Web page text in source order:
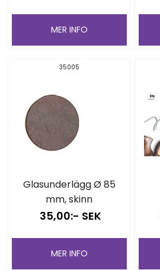
MER INFO
35005
Glasunderlägg Ø 85
mm, skinn
35,00:- SEK
MER INFO